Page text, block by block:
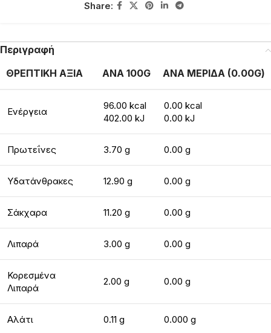
Share:
Περιγραφή
ΘΡΕΠΤΙΚΗ ΑΞΙΑ
ΑΝΑ 100G ΑΝΑ ΜΕΡΙΔΑ (0.00G)
Ενέργεια
96.00 kcal
402.00 kJ
0.00 kcal
0.00 kJ
Πρωτεΐνες 3.70 g 0.00 g
Υδατάνθρακες 12.90 g 0.00 g
Σάκχαρα 11.20 g 0.00 g
Λιπαρά 3.00 g 0.00 g
Κορεσμένα
Λιπαρά
2.00 g 0.00 g
Αλάτι 0.11 g 0.000 g